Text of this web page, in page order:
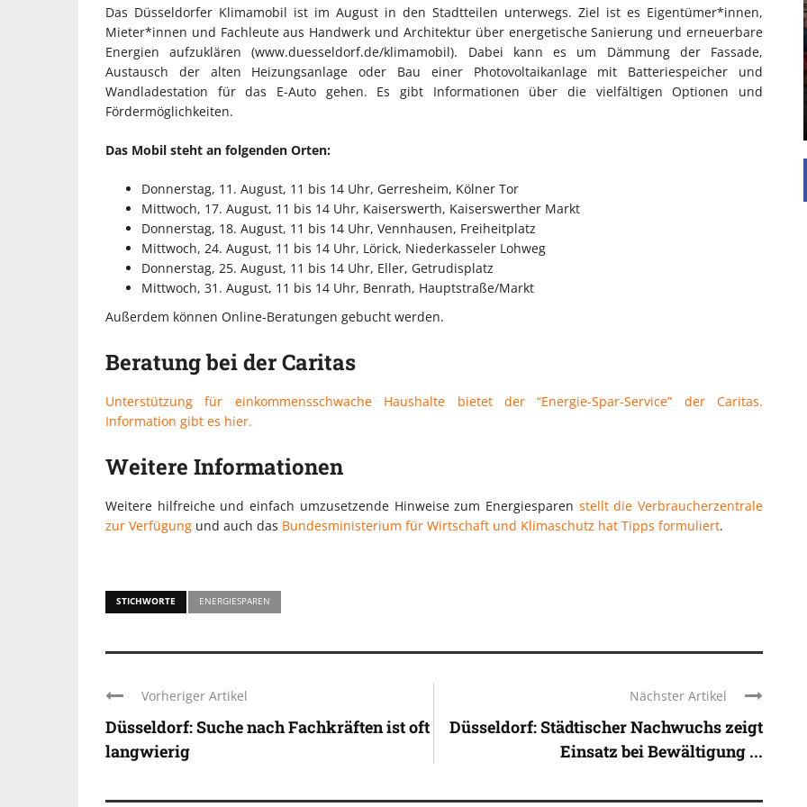
Das Düsseldorfer Klimamobil ist im August in den Stadtteilen unterwegs. Ziel ist es Eigentümer*innen,
Mieter*innen und Fachleute aus Handwerk und Architektur über energetische Sanierung und erneuerbare
Energien aufzuklären (www.duesseldorf.de/klimamobil). Dabei kann es um Dämmung der Fassade,
Austausch der alten Heizungsanlage oder Bau einer Photovoltaikanlage mit Batteriespeicher und
Wandladestation für das E-Auto gehen. Es gibt Informationen über die vielfältigen Optionen und
Fördermöglichkeiten.
Das Mobil steht an folgenden Orten:
Donnerstag, 11. August, 11 bis 14 Uhr, Gerresheim, Kölner Tor
Mittwoch, 17. August, 11 bis 14 Uhr, Kaiserswerth, Kaiserswerther Markt
Donnerstag, 18. August, 11 bis 14 Uhr, Vennhausen, Freiheitplatz
Mittwoch, 24. August, 11 bis 14 Uhr, Lörick, Niederkasseler Lohweg
Donnerstag, 25. August, 11 bis 14 Uhr, Eller, Getrudisplatz
Mittwoch, 31. August, 11 bis 14 Uhr, Benrath, Hauptstraße/Markt
Außerdem können Online-Beratungen gebucht werden.
Beratung bei der Caritas
Unterstützung für einkommensschwache Haushalte bietet der “Energie-Spar-Service” der Caritas.
Information gibt es hier.
Weitere Informationen
Weitere hilfreiche und einfach umzusetzende Hinweise zum Energiesparen stellt die Verbraucherzentrale
zur Verfügung und auch das Bundesministerium für Wirtschaft und Klimaschutz hat Tipps formuliert.
STICHWORTE ENERGIESPAREN
Vorheriger Artikel
Düsseldorf: Suche nach Fachkräften ist oft
langwierig
Nächster Artikel
Düsseldorf: Städtischer Nachwuchs zeigt
Einsatz bei Bewältigung ...
UNTERSTÜTZEN
Die Inspiration des industriellen Chics sind die
Werkshallen des Industriezeitalters. Die Basis für
diesen Stil sind große Räume, schlicht gehalten
mit rustikalen Elementen und großen